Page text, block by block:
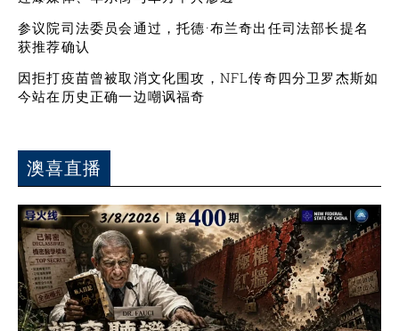
参议院司法委员会通过，托德·布兰奇出任司法部长提名
获推荐确认
因拒打疫苗曾被取消文化围攻，NFL传奇四分卫罗杰斯如
今站在历史正确一边嘲讽福奇
澳喜直播